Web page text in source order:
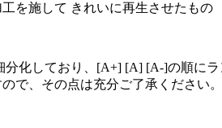
を施して きれいに再生させたもの
分化しており、[A+] [A] [A-]の順に
で、その点は充分ご了承ください